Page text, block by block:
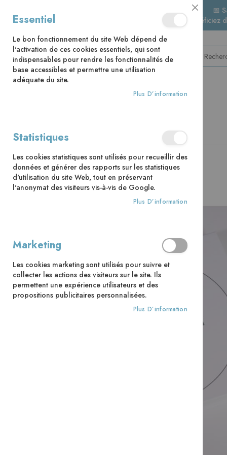
📅
🚚
to
the
end
of
Close
Cookie
Bar
Essentiel
Le bon fonctionnement du site Web dépend de
l'activation de ces cookies essentiels, qui sont
indispensables pour rendre les fonctionnalités de
base accessibles et permettre une utilisation
adéquate du site.
Plus D’information
Statistiques
Les cookies statistiques sont utilisés pour recueillir des
données et générer des rapports sur les statistiques
d'utilisation du site Web, tout en préservant
l'anonymat des visiteurs vis-à-vis de Google.
Plus D’information
Marketing
Les cookies marketing sont utilisés pour suivre et
collecter les actions des visiteurs sur le site. Ils
permettent une expérience utilisateurs et des
propositions publicitaires personnalisées.
Plus D’information